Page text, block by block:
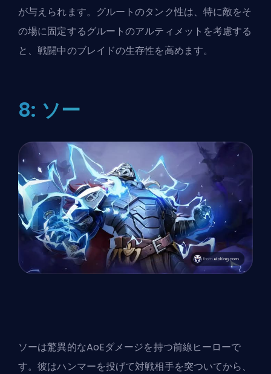
が与えられます。グルートのタンク性は、特に敵をそ
の場に固定するグルートのアルティメットを考慮する
と、戦闘中のブレイドの生存性を高めます。
8: ソー
ソーは驚異的なAoEダメージを持つ前線ヒーローで
す。彼はハンマーを投げて対戦相手を突ついてから、